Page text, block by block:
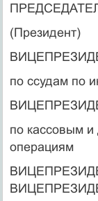
(Президент)
по ссудам по
по кассовым и
операциям